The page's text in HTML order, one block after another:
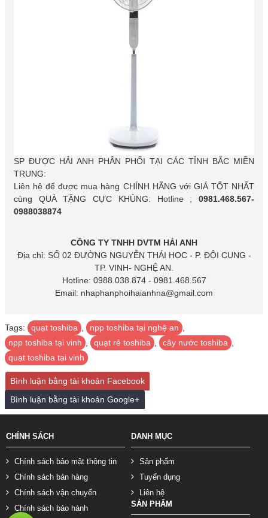
SP ĐƯỢC HẢI ANH PHÂN PHỐI TẠI CÁC TỈNH BẮC MIỀN
TRUNG:
Liên hệ để được mua hàng CHÍNH HÃNG với GIÁ TỐT NHẤT
cùng QUÀ TẶNG CỰC KHỦNG: Hotline ; 0981.468.567-
0988038874
CÔNG TY TNHH DVTM HẢI ANH
Địa chỉ: SỐ 02 ĐƯỜNG NGUYỄN THÁI HỌC - P. ĐỘI CUNG -
TP. VINH- NGHỆ AN.
Hotline: 0988.038.874 - 0981.468.567
Email: nhaphanphoihaianhna@gmail.com
Tags: quạt toshiba npp toshiba tại nghệ an
npp toshiba tại vinh
quạt rẻ toshiba cây nước toshiba
quạt toshiba tại vinh
Bình luận bằng tài khoản Facebook
Bình luận bằng tài khoản Google+
CHÍNH SÁCH
Chính sách bảo mật thông tin
Chính sách bán hàng
Chính sách vận chuyển
Chính sách bảo hành
DANH MỤC
Sản phẩm
Tuyển dụng
Liên hệ
SẢN PHẨM